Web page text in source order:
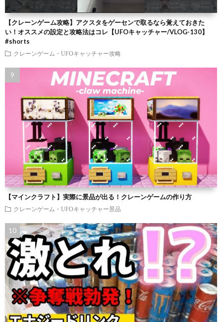
【クレーンゲーム攻略】アクスタをゲーセンで取るなら覚えておきた
い！オススメの設定と攻略法はコレ【UFOキャッチャー/VLOG-130】
#shorts
クレーンゲーム・UFOキャッチャー攻略
【マインクラフト】実際に景品が出る！クレーンゲームの作り方
クレーンゲーム・UFOキャッチャー景品